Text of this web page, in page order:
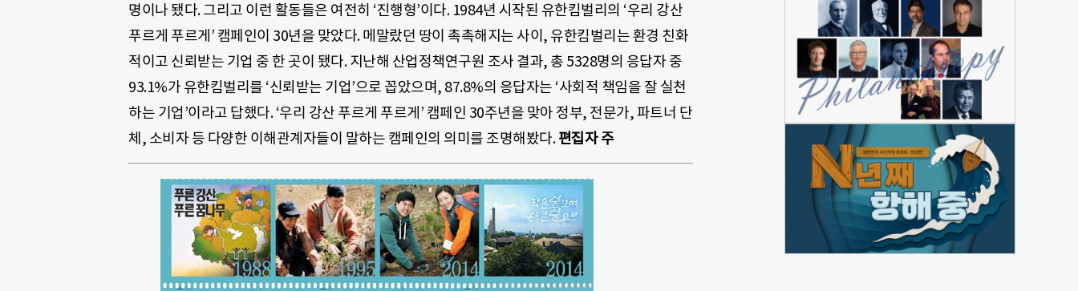
명이나 됐다. 그리고 이런 활동들은 여전히 ‘진행형’이다. 1984년 시작된 유한킴벌리의 ‘우리 강산
푸르게 푸르게’ 캠페인이 30년을 맞았다. 메말랐던 땅이 촉촉해지는 사이, 유한킴벌리는 환경 친화
적이고 신뢰받는 기업 중 한 곳이 됐다. 지난해 산업정책연구원 조사 결과, 총 5328명의 응답자 중
93.1%가 유한킴벌리를 ‘신뢰받는 기업’으로 꼽았으며, 87.8%의 응답자는 ‘사회적 책임을 잘 실천
하는 기업’이라고 답했다. ‘우리 강산 푸르게 푸르게’ 캠페인 30주년을 맞아 정부, 전문가, 파트너 단
체, 소비자 등 다양한 이해관계자들이 말하는 캠페인의 의미를 조명해봤다.편집자 주